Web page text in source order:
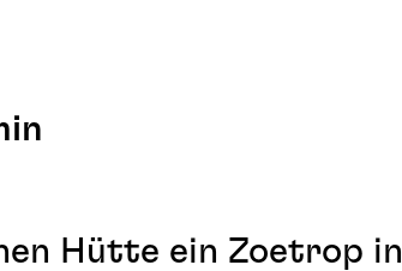
Hütte ein Zoetrop